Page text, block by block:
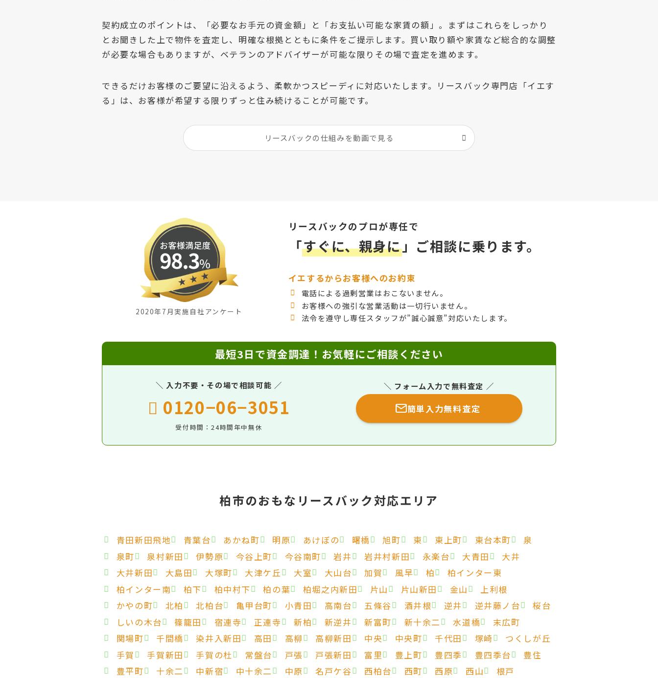
契約成立のポイントは、「必要なお手元の資金額」と「お支払い可能な家賃の額」。まずはこれらをしっかり
とお聞きした上で物件を査定し、明確な根拠とともに条件をご提示します。買い取り額や家賃など総合的な調整
が必要な場合もありますが、ベテランのアドバイザーが可能な限りその場で査定を進めます。
できるだけお客様のご要望に沿えるよう、柔軟かつスピーディに対応いたします。リースバック専門店「イエす
る」は、お客様が希望する限りずっと住み続けることが可能です。
リースバックの仕組みを動画で見る
2020年7月実施自社アンケート
リースバックのプロが専任で
「すぐに、親身に」ご相談に乗ります。
イエするからお客様へのお約束
電話による過剰営業はおこないません。
お客様への強引な営業活動は一切行いません。
法令を遵守し専任スタッフが”誠心誠意”対応いたします。
最短3日で資金調達！ お気軽にご相談ください
＼ 入力不要・その場で相談可能 ／
0120−06−3051
受付時間：24時間年中無休
＼ フォーム入力で無料査定 ／
簡単入力無料査定
柏市のおもなリースバック対応エリア
青田新田飛地 青葉台 あかね町 明原 あけぼの 曙橋 旭町 東 東上町 東台本町
泉
泉町
泉村新田 伊勢原 今谷上町 今谷南町 岩井 岩井村新田 永楽台 大青田
大井
大井新田
大島田 大塚町 大津ケ丘 大室 大山台 加賀 風早 柏
柏インター東
柏インター南
柏下 柏中村下 柏の葉 柏堀之内新田 片山 片山新田 金山
上利根
かやの町
北柏 北柏台 亀甲台町 小青田 高南台 五條谷 酒井根 逆井 逆井藤ノ台
桜台
しいの木台
篠籠田 宿連寺 正連寺 新柏 新逆井 新富町 新十余二 水道橋
末広町
関場町
千間橋 染井入新田 高田 高柳 高柳新田 中央 中央町 千代田 塚崎
つくしが丘
手賀
手賀新田 手賀の杜 常盤台 戸張 戸張新田 富里 豊上町 豊四季 豊四季台
豊住
豊平町
十余二 中新宿 中十余二 中原 名戸ケ谷 西柏台 西町 西原 西山 根戸